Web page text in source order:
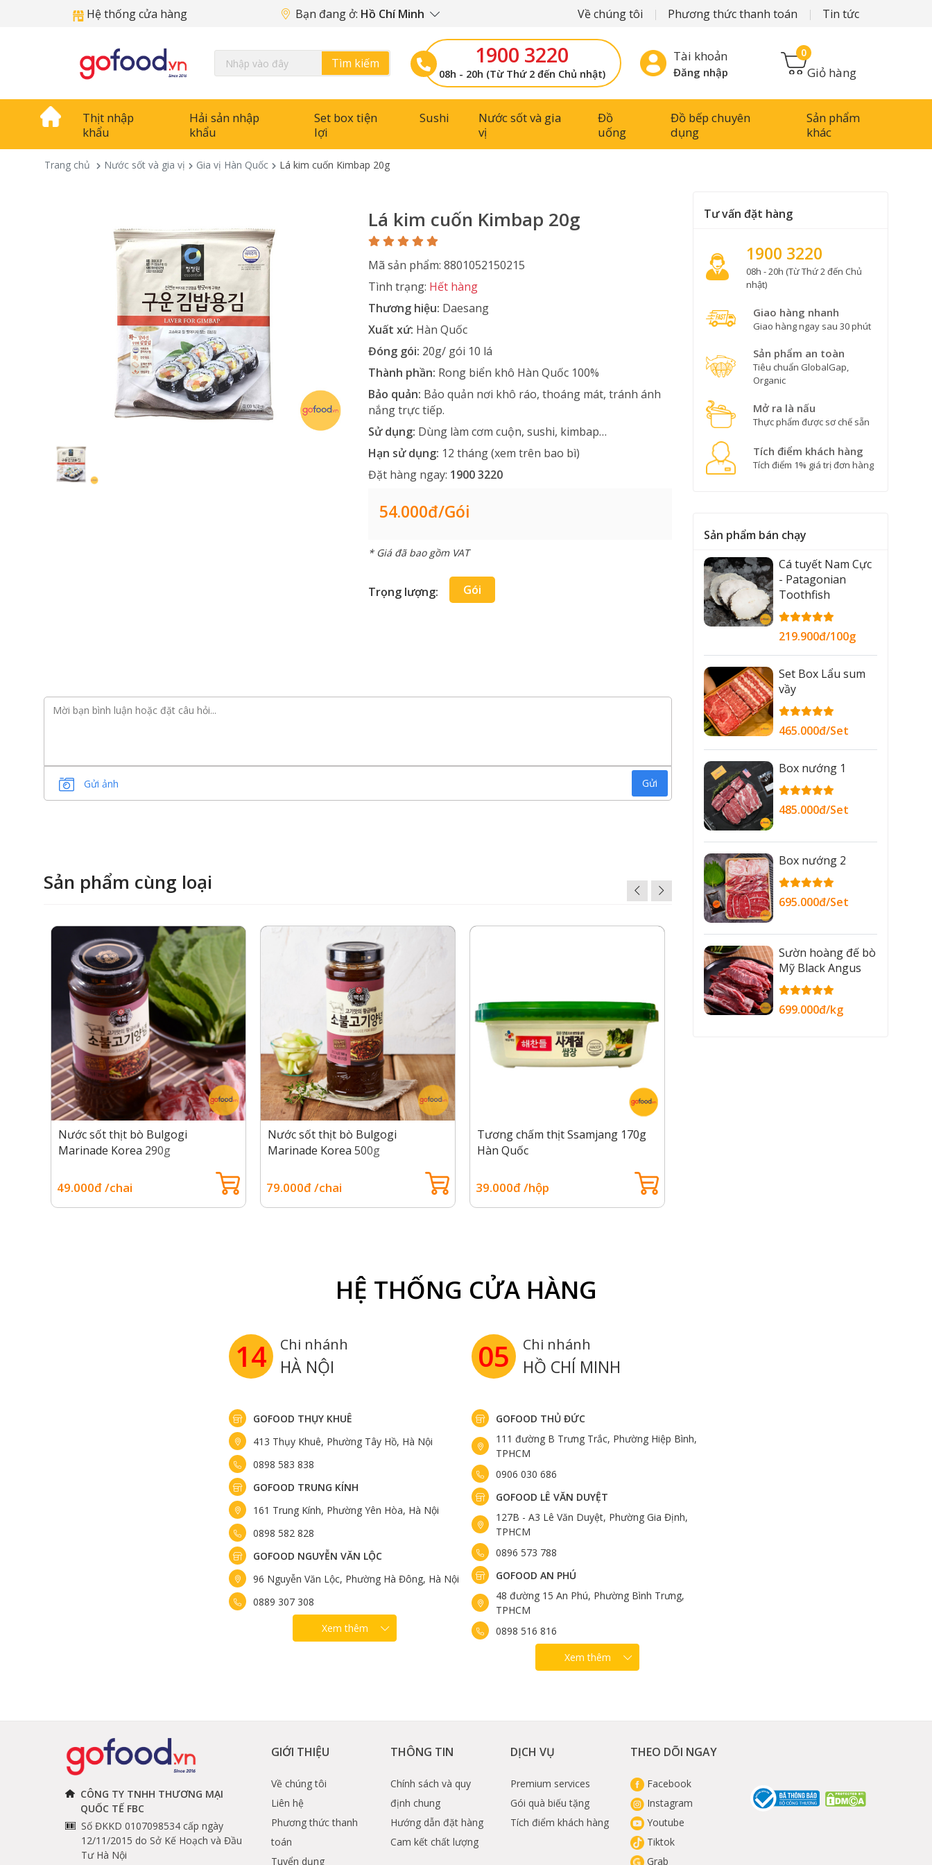
Hệ thống cửa hàng Bạn đang ở: Hồ Chí Minh Về chúng tôi Phương thức thanh toán Tin tức
Tìm kiếm 1900 3220
08h - 20h (Từ Thứ 2 đến Chủ nhật)
Tài khoản
Đăng nhập Giỏ hàng
0
Thịt nhập
khẩu
Hải sản nhập
khẩu
Set box tiện
lợi
Sushi
Nước sốt và gia
vị
Đồ
uống
Đồ bếp chuyên
dụng
Sản phẩm
khác
Trang chủ Nước sốt và gia vị Gia vị Hàn Quốc Lá kim cuốn Kimbap 20g
Lá kim cuốn Kimbap 20g
Mã sản phẩm: 8801052150215
Tình trạng: Hết hàng
Thương hiệu: Daesang
Xuất xứ: Hàn Quốc
Đóng gói: 20g/ gói 10 lá
Thành phần: Rong biển khô Hàn Quốc 100%
Bảo quản: Bảo quản nơi khô ráo, thoáng mát, tránh ánh
nắng trực tiếp.
Sử dụng: Dùng làm cơm cuộn, sushi, kimbap…
Hạn sử dụng: 12 tháng (xem trên bao bì)
Đặt hàng ngay: 1900 3220
54.000đ/gói
* Giá đã bao gồm VAT
Trọng lượng: Gói
Gửi ảnh Gửi
Sản phẩm cùng loại
Nước sốt thịt bò Bulgogi
Marinade Korea 290g
49.000đ /chai
Nước sốt thịt bò Bulgogi
Marinade Korea 500g
79.000đ /chai
Tương chấm thịt Ssamjang 170g
Hàn Quốc
39.000đ /hộp
Tư vấn đặt hàng
1900 3220
08h - 20h (Từ Thứ 2 đến Chủ
nhật)
Giao hàng nhanh
Giao hàng ngay sau 30 phút
Sản phẩm an toàn
Tiêu chuẩn GlobalGap,
Organic
Mở ra là nấu
Thực phẩm được sơ chế sẵn
Tích điểm khách hàng
Tích điểm 1% giá trị đơn hàng
Sản phẩm bán chạy
Cá tuyết Nam Cực
- Patagonian
Toothfish
219.900đ/100g
Set Box Lẩu sum
vầy
465.000đ/Set
Box nướng 1
485.000đ/Set
Box nướng 2
695.000đ/Set
Sườn hoàng đế bò
Mỹ Black Angus
699.000đ/kg
HỆ THỐNG CỬA HÀNG
14 Chi nhánh
HÀ NỘI
GOFOOD THỤY KHUÊ
413 Thụy Khuê, Phường Tây Hồ, Hà Nội
0898 583 838
GOFOOD TRUNG KÍNH
161 Trung Kính, Phường Yên Hòa, Hà Nội
0898 582 828
GOFOOD NGUYỄN VĂN LỘC
96 Nguyễn Văn Lộc, Phường Hà Đông, Hà Nội
0889 307 308
Xem thêm
05 Chi nhánh
HỒ CHÍ MINH
GOFOOD THỦ ĐỨC
111 đường B Trưng Trắc, Phường Hiệp Bình,
TPHCM
0906 030 686
GOFOOD LÊ VĂN DUYỆT
127B - A3 Lê Văn Duyệt, Phường Gia Định,
TPHCM
0896 573 788
GOFOOD AN PHÚ
48 đường 15 An Phú, Phường Bình Trưng,
TPHCM
0898 516 816
Xem thêm
CÔNG TY TNHH THƯƠNG MẠI
QUỐC TẾ FBC
Số ĐKKD 0107098534 cấp ngày
12/11/2015 do Sở Kế Hoạch và Đầu
Tư Hà Nội
GIỚI THIỆU
Về chúng tôi
Liên hệ
Phương thức thanh
toán
Tuyển dụng
THÔNG TIN
Chính sách và quy
định chung
Hướng dẫn đặt hàng
Cam kết chất lượng
DỊCH VỤ
Premium services
Gói quà biếu tặng
Tích điểm khách hàng
THEO DÕI NGAY
Facebook
Instagram
Youtube
Tiktok
Grab